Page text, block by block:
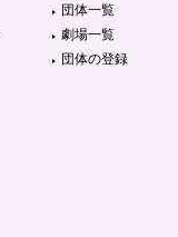
団体一覧
劇場一覧
団体の登録